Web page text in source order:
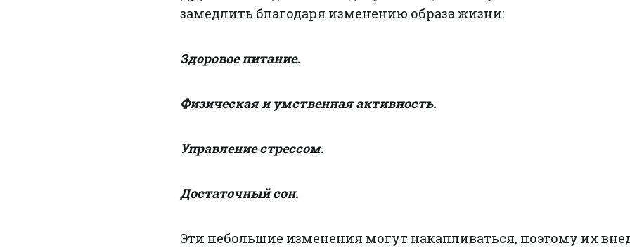
замедлить благодаря изменению образа жизни:
Здоровое питание.
Физическая и умственная активность.
Управление стрессом.
Достаточный сон.
Эти небольшие изменения могут накапливаться, поэтому их